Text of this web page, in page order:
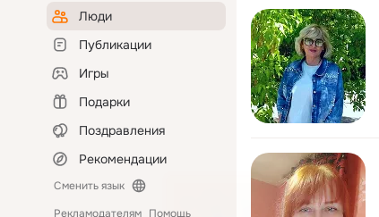
Люди
Публикации
Игры
Подарки
Поздравления
Рекомендации
Сменить язык
Рекламодателям Помощь